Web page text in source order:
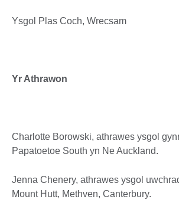
Ysgol Plas Coch, Wrecsam
Yr Athrawon
Charlotte Borowski, athrawes ysgol
Papatoetoe South yn Ne Auckland.
Jenna Chenery, athrawes ysgol
Mount Hutt, Methven, Canterbury.